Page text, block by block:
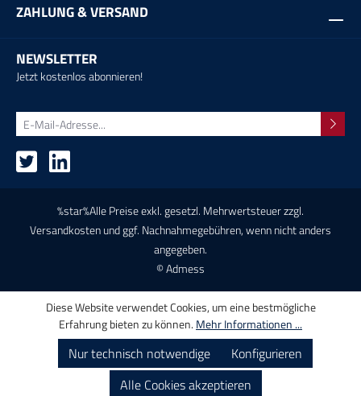
ZAHLUNG & VERSAND
NEWSLETTER
Jetzt kostenlos abonnieren!
%star%Alle Preise exkl. gesetzl. Mehrwertsteuer zzgl.
Versandkostenund ggf. Nachnahmegebühren, wenn nicht anders
angegeben.
© Admess
Diese Website verwendet Cookies, um eine bestmögliche
Erfahrung bieten zu können. Mehr Informationen ...
Nur technisch notwendige
Konfigurieren
Alle Cookies akzeptieren